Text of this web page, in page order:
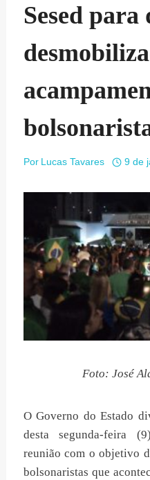
Sesed
Por Lucas Tavares 9 de
Foto: José
O Governo do Estado
desta segunda-feira
reunião com o objetivo
bolsonaristas que